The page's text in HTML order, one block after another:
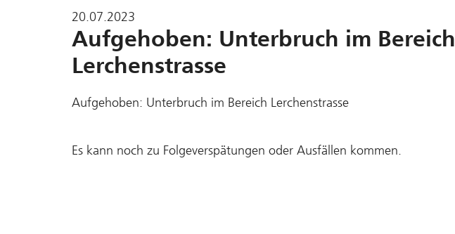
20.07.2023
Aufgehoben: Unterbruch im Bereich
Lerchenstrasse
Aufgehoben: Unterbruch im Bereich Lerchenstrasse
Es kann noch zu Folgeverspätungen oder Ausfällen kommen.